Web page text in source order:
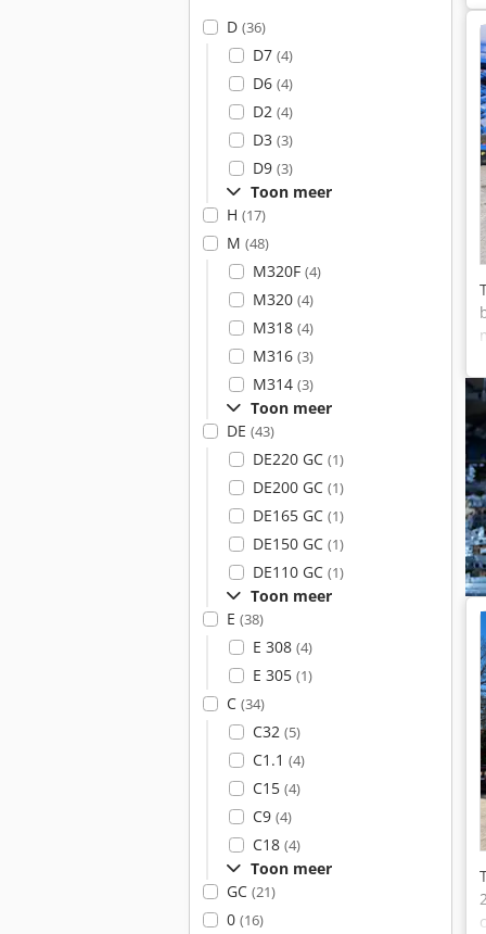
D (36)
D7 (4)
D6 (4)
D2 (4)
D3 (3)
D9 (3)
Toon meer
H (17)
M (48)
M320F (4)
M320 (4)
M318 (4)
M316 (3)
M314 (3)
Toon meer
DE (43)
DE220 GC (1)
DE200 GC (1)
DE165 GC (1)
DE150 GC (1)
DE110 GC (1)
Toon meer
E (38)
E 308 (4)
E 305 (1)
C (34)
C32 (5)
C1.1 (4)
C15 (4)
C9 (4)
C18 (4)
Toon meer
GC (21)
0 (16)